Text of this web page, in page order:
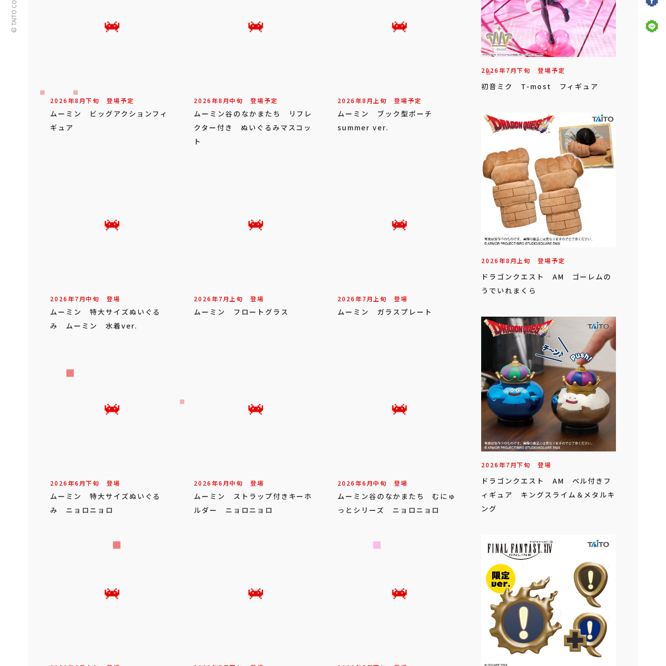
2026年8月下旬 登場予定
ムーミン ビッグアクションフィ
ギュア
2026年8月中旬 登場予定
ムーミン谷のなかまたち リフレ
クター付き ぬいぐるみマスコッ
ト
2026年8月上旬 登場予定
ムーミン ブック型ポーチ
summer ver.
2026年7月中旬 登場
ムーミン 特大サイズぬいぐる
み ムーミン 水着ver.
2026年7月上旬 登場
ムーミン フロートグラス
2026年7月上旬 登場
ムーミン ガラスプレート
2026年6月下旬 登場
ムーミン 特大サイズぬいぐる
み ニョロニョロ
2026年6月中旬 登場
ムーミン ストラップ付きキーホ
ルダー ニョロニョロ
2026年6月中旬 登場
ムーミン谷のなかまたち むにゅ
っとシリーズ ニョロニョロ
2026年7月下旬 登場予定
初音ミク T-most フィギュア
2026年8月上旬 登場予定
ドラゴンクエスト AM ゴーレムの
うでいれまくら
2026年7月下旬 登場
ドラゴンクエスト AM ベル付きフ
ィギュア キングスライム＆メタルキ
ング